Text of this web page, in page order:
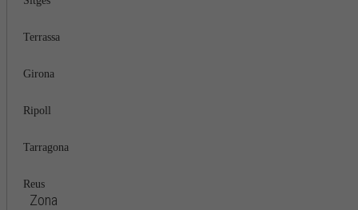
Terrassa
Girona
Ripoll
Tarragona
Reus
Zona